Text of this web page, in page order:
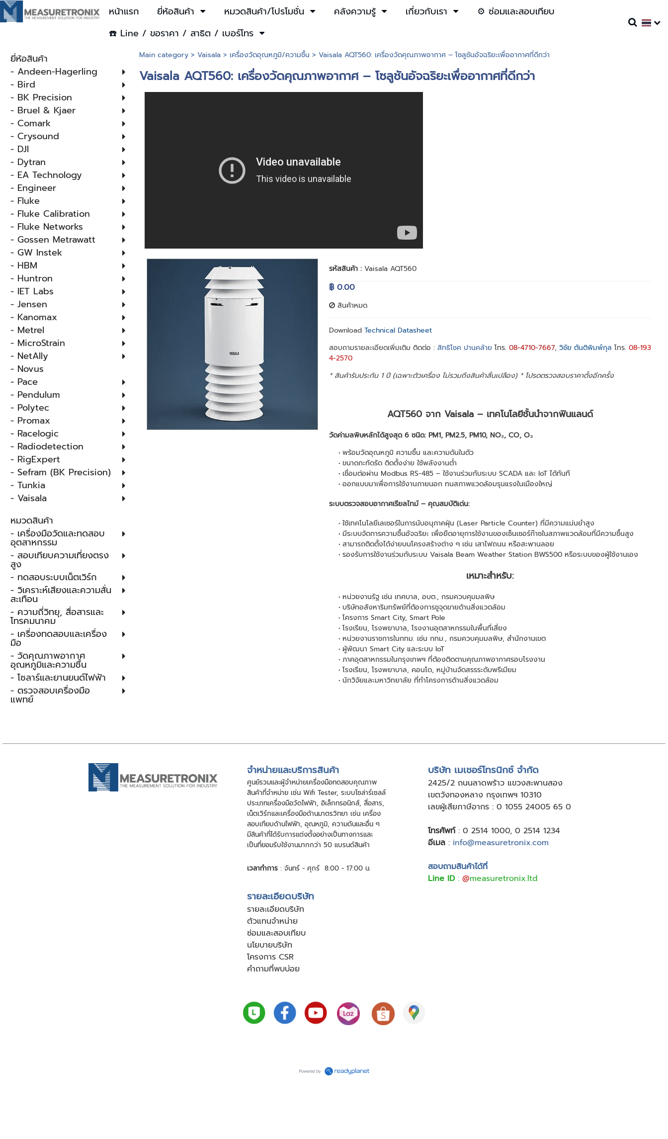
หน้าแรก ยี่ห้อสินค้า หมวดสินค้า/โปรโมชั่น คลังความรู้ เกี่ยวกับเรา
⚙️ ซ่อมและสอบเทียบ
☎️ Line / ขอราคา / สาธิต / เบอร์โทร
ยี่ห้อสินค้า
- Andeen-Hagerling
- Bird
- BK Precision
- Bruel & Kjaer
- Comark
- Crysound
- DJI
- Dytran
- EA Technology
- Engineer
- Fluke
- Fluke Calibration
- Fluke Networks
- Gossen Metrawatt
- GW Instek
- HBM
- Huntron
- IET Labs
- Jensen
- Kanomax
- Metrel
- MicroStrain
- NetAlly
- Novus
- Pace
- Pendulum
- Polytec
- Promax
- Racelogic
- Radiodetection
- RigExpert
- Sefram (BK Precision)
- Tunkia
- Vaisala
หมวดสินค้า
- เครื่องมือวัดและทดสอบ
อุตสาหกรรม
- สอบเทียบความเที่ยงตรง
สูง
- ทดสอบระบบเน็ตเวิร์ก
- วิเคราะห์เสียงและความสั่น
สะเทือน
- ความถี่วิทยุ, สื่อสารและ
โทรคมนาคม
- เครื่องทดสอบและเครื่อง
มือ
- วัดคุณภาพอากาศ
อุณหภูมิและความชื้น
- โซลาร์และยานยนต์ไฟฟ้า
- ตรวจสอบเครื่องมือ
แพทย์
Main category> Vaisala> เครื่องวัดอุณหภูมิ​/ความชื้น > Vaisala AQT560: เครื่องวัดคุณภาพอากาศ – โซลูชันอัจฉริยะเพื่ออากาศที่ดีกว่า
Vaisala AQT560: เครื่องวัดคุณภาพอากาศ – โซลูชันอัจฉริยะเพื่ออากาศที่ดีกว่า
รหัสสินค้า : Vaisala AQT560
฿ 0.00
สินค้าหมด
Download Technical Datasheet
สอบถามรายละเอียดเพิ่มเติม ติดต่อ : สิทธิโชค ปานคล้าย โทร. 08-4710-7667, วิชัย ตันติพิมพ์กุล โทร. 08-193
4-2570
* สินค้ารับประกัน 1 ปี (เฉพาะตัวเครื่อง ไม่รวมถึงสินค้าสิ้นเปลือง) * โปรดตรวจสอบราคาตั้งอีกครั้ง
AQT560 จาก Vaisala – เทคโนโลยีชั้นนำจากฟินแลนด์
วัดค่ามลพิษหลักได้สูงสุด 6 ชนิด: PM1, PM2.5, PM10, NO₂, CO, O₃
พร้อมวัดอุณหภูมิ ความชื้น และความดันในตัว
ขนาดกะทัดรัด ติดตั้งง่าย ใช้พลังงานต่ำ
เชื่อมต่อผ่าน Modbus RS-485 – ใช้งานร่วมกับระบบ SCADA และ IoT ได้ทันที
ออกแบบมาเพื่อการใช้งานภายนอก ทนสภาพแวดล้อมรุนแรงในเมืองใหญ่
ระบบตรวจสอบอากาศเรียลไทม์ – คุณสมบัติเด่น:
ใช้เทคโนโลยีเลเซอร์ในการนับอนุภาคฝุ่น (Laser Particle Counter) ที่มีความแม่นยำสูง
มีระบบจัดการความชื้นอัจฉริยะ เพื่อยืดอายุการใช้งานของเซ็นเซอร์ก๊าซในสภาพแวดล้อมที่มีความชื้นสูง
สามารถติดตั้งได้ง่ายบนโครงสร้างต่าง ๆ เช่น เสาไฟถนน หรือสะพานลอย
รองรับการใช้งานร่วมกับระบบ Vaisala Beam Weather Station BWS500 หรือระบบของผู้ใช้งานเอง
เหมาะสำหรับ:
หน่วยงานรัฐ เช่น เทศบาล, อบต., กรมควบคุมมลพิษ
บริษัทอสังหาริมทรัพย์ที่ต้องการชูจุดขายด้านสิ่งแวดล้อม
โครงการ Smart City, Smart Pole
โรงเรียน, โรงพยาบาล, โรงงานอุตสาหกรรมในพื้นที่เสี่ยง
หน่วยงานราชการในกทม. เช่น กทม., กรมควบคุมมลพิษ, สำนักงานเขต
ผู้พัฒนา Smart City และระบบ IoT
ภาคอุตสาหกรรมในกรุงเทพฯ ที่ต้องติดตามคุณภาพอากาศรอบโรงงาน
โรงเรียน, โรงพยาบาล, คอนโด, หมู่บ้านจัดสรรระดับพรีเมียม
นักวิจัยและมหาวิทยาลัย ที่ทำโครงการด้านสิ่งแวดล้อม
จําหน่ายและบริการสินค้า
ศูนย์รวมและผู้จําหน่ายเครื่องมือทดสอบคุณภาพ
สินค้าที่จําหน่าย เช่น Wifi Tester, ระบบโซล่าร์เซลล์
ประเภทเครื่องมือวัดไฟฟ้า, อิเล็กทรอนิกส์, สื่อสาร,
เน็ตเวิร์กและเครื่องมือด้านมาตรวิทยา เช่น เครื่อง
สอบเทียบด้านไฟฟ้า, อุณหภูมิ, ความดันและอื่น ๆ
มีสินค้าที่ได้รับการแต่งตั้งอย่างเป็นทางการและ
เป็นที่ยอมรับใช้งานมากกว่า 50 แบรนด์สินค้า
เวลาทำการ : จันทร์ - ศุกร์ 8:00 - 17:00 น.
บริษัท เมเชอร์โทรนิกซ์ จำกัด
2425/2 ถนนลาดพร้าว แขวงสะพานสอง
เขตวังทองหลาง กรุงเทพฯ 10310
เลขผู้เสียภาษีอากร : 0 1055 24005 65 0
โทรศัพท์: 0 2514 1000, 0 2514 1234
อีเมล : info@measuretronix.com
สอบถามสินค้าได้ที่
Line ID: @measuretronix.ltd
รายละเอียดบริษัท
รายละเอียดบริษัท
ตัวแทนจำหน่าย
ซ่อมและสอบเทียบ
นโยบายบริษัท
โครงการ CSR
คำถามที่พบบ่อย